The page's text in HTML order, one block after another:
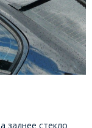
заднее стекло